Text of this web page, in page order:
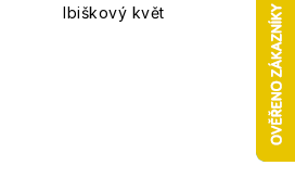
Ibiškový květ